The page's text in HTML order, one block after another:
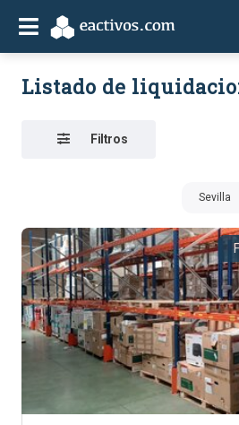
Listado de
Filtros
Sevilla